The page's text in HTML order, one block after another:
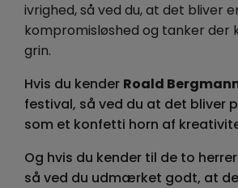
ivrighed, så ved du, at det bliver
kompromisløshed og tanker
grin.
Hvis du kender Roald
festival, så ved du at det bliver
som et konfetti horn af
Og hvis du kender til de to
så ved du udmærket godt, at